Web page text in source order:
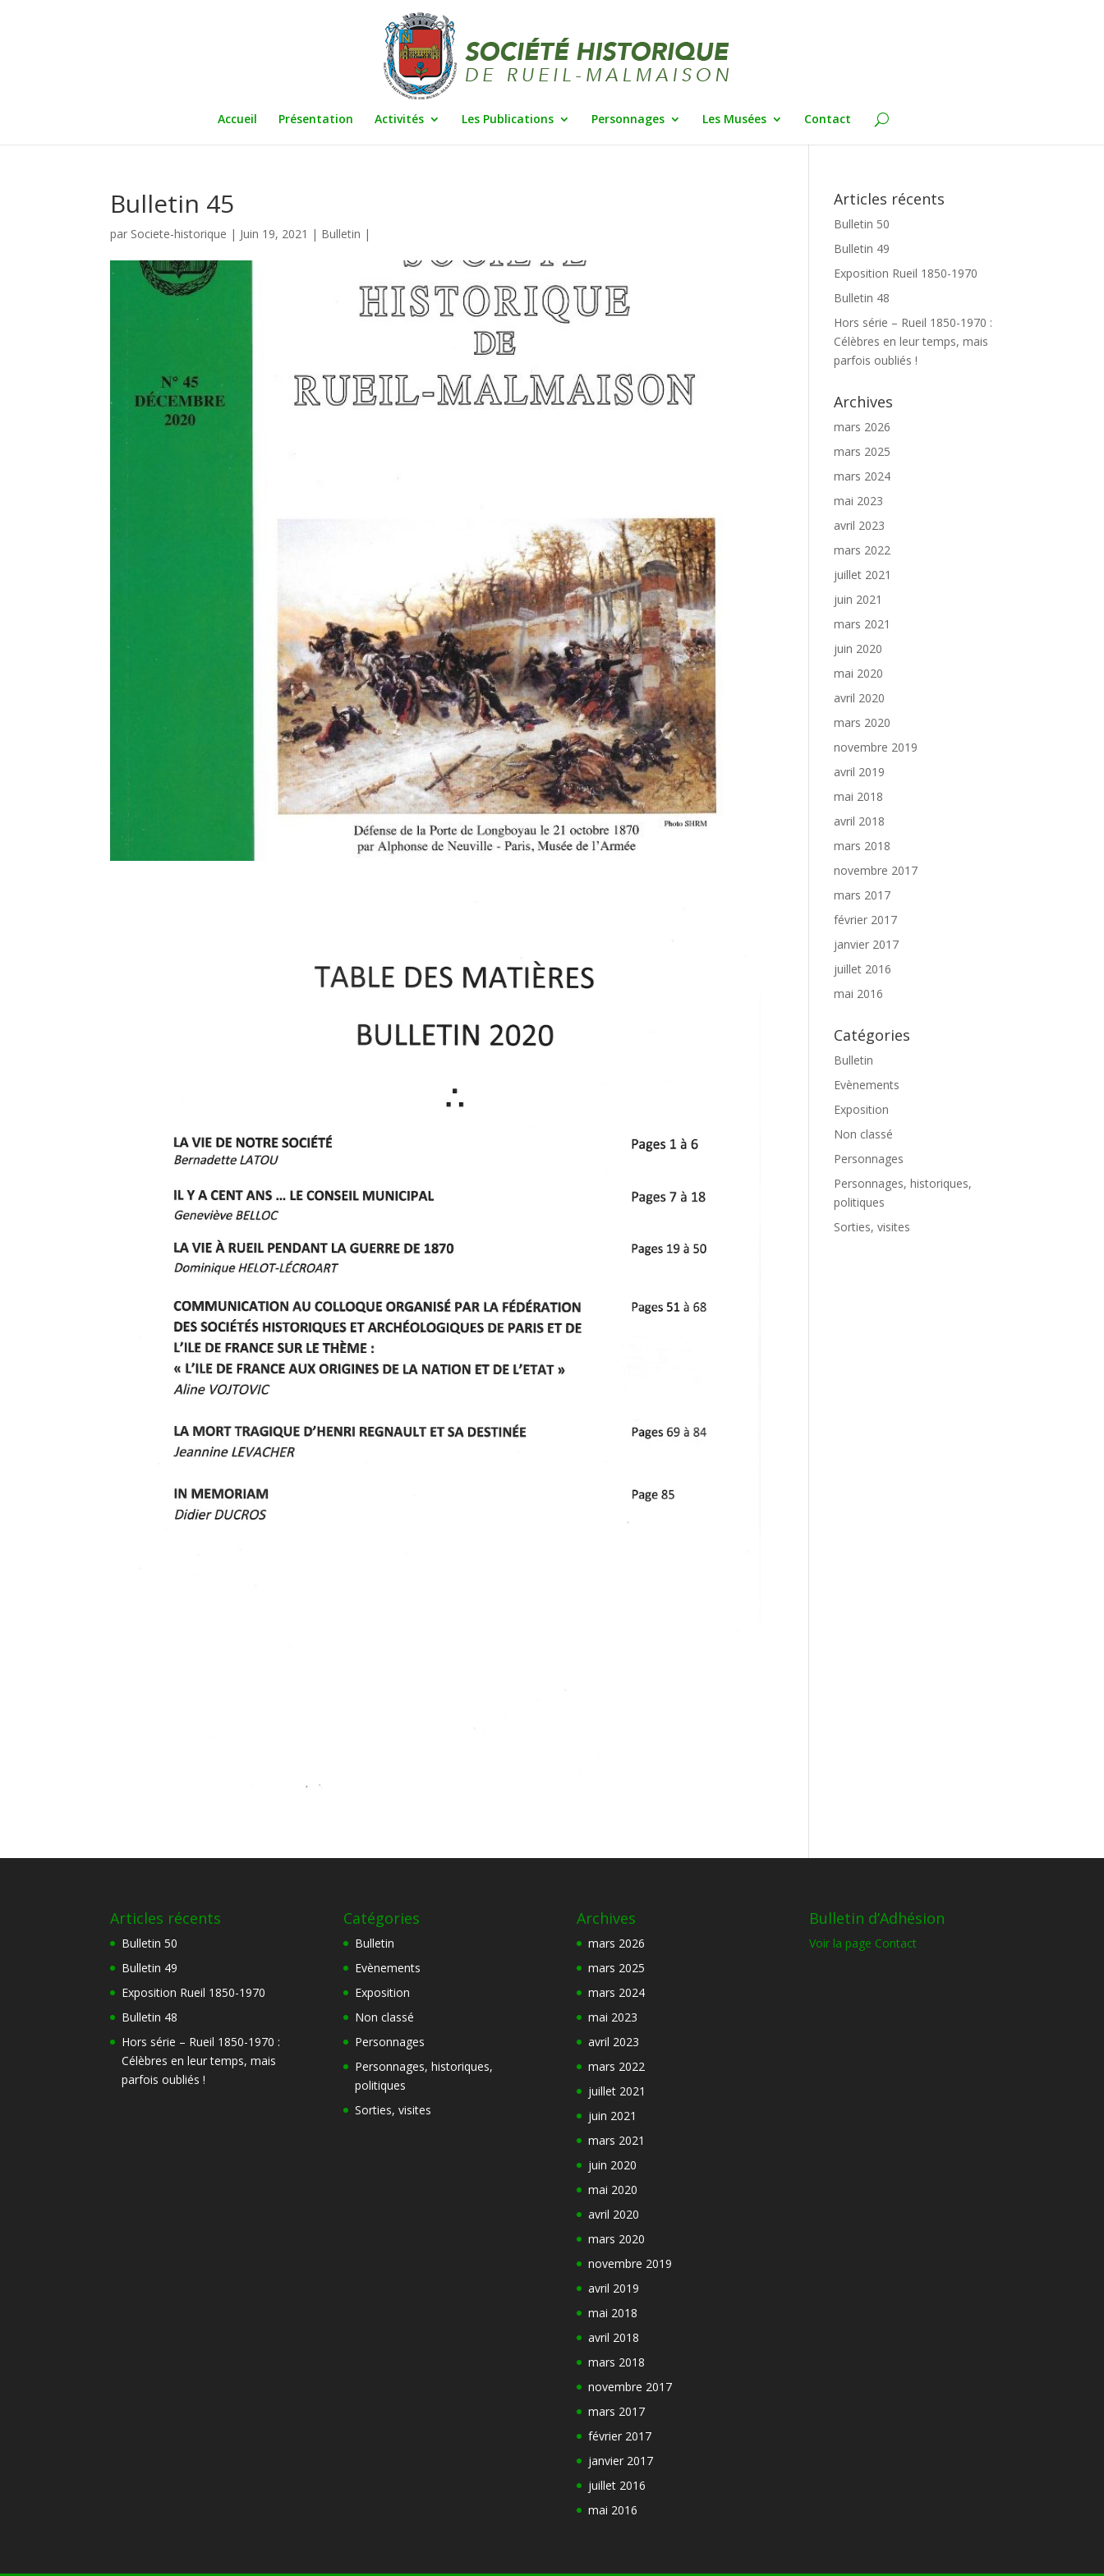
Accueil Présentation Activités Les Publications Personnages Les Musées Contact
Bulletin 45
par Societe-historique | Juin 19, 2021 | Bulletin |
Articles récents
Bulletin 50
Bulletin 49
Exposition Rueil 1850-1970
Bulletin 48
Hors série – Rueil 1850-1970 :
Célèbres en leur temps, mais
parfois oubliés !
Archives
mars 2026
mars 2025
mars 2024
mai 2023
avril 2023
mars 2022
juillet 2021
juin 2021
mars 2021
juin 2020
mai 2020
avril 2020
mars 2020
novembre 2019
avril 2019
mai 2018
avril 2018
mars 2018
novembre 2017
mars 2017
février 2017
janvier 2017
juillet 2016
mai 2016
Catégories
Bulletin
Evènements
Exposition
Non classé
Personnages
Personnages, historiques,
politiques
Sorties, visites
Articles récents
Bulletin 50
Bulletin 49
Exposition Rueil 1850-1970
Bulletin 48
Hors série – Rueil 1850-1970 :
Célèbres en leur temps, mais
parfois oubliés !
Catégories
Bulletin
Evènements
Exposition
Non classé
Personnages
Personnages, historiques,
politiques
Sorties, visites
Archives
mars 2026
mars 2025
mars 2024
mai 2023
avril 2023
mars 2022
juillet 2021
juin 2021
mars 2021
juin 2020
mai 2020
avril 2020
mars 2020
novembre 2019
avril 2019
mai 2018
avril 2018
mars 2018
novembre 2017
mars 2017
février 2017
janvier 2017
juillet 2016
mai 2016
Bulletin d’Adhésion
Voir la page Contact